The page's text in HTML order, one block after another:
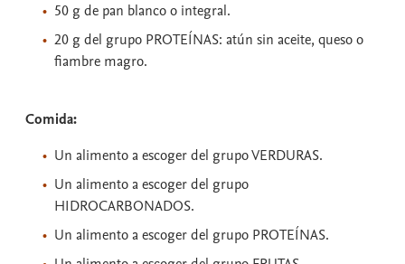
50 g de pan blanco o integral.
20 g del grupo PROTEÍNAS: atún sin aceite, queso o
fiambre magro.
Comida:
Un alimento a escoger del grupo VERDURAS.
Un alimento a escoger del grupo
HIDROCARBONADOS.
Un alimento a escoger del grupo PROTEÍNAS.